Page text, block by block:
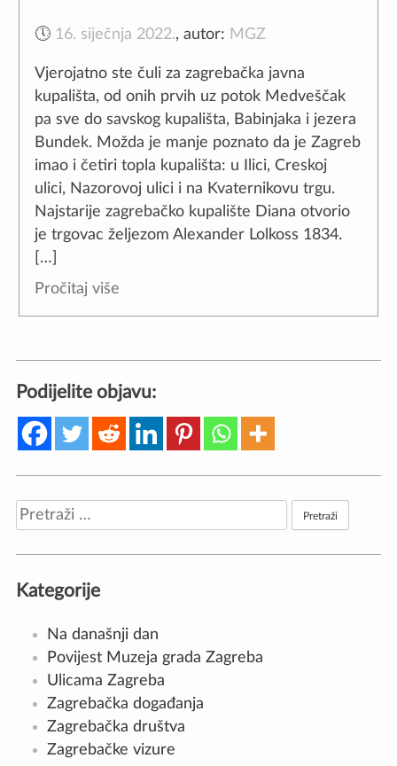
🕔 16. siječnja 2022.,autor: MGZ
Vjerojatno ste čuli za zagrebačka javna
kupališta, od onih prvih uz potok Medveščak
pa sve do savskog kupališta, Babinjaka i jezera
Bundek. Možda je manje poznato da je Zagreb
imao i četiri topla kupališta: u Ilici, Creskoj
ulici, Nazorovoj ulici i na Kvaternikovu trgu.
Najstarije zagrebačko kupalište Diana otvorio
je trgovac željezom Alexander Lolkoss 1834.
[…]
Pročitaj više
Podijelite objavu:
Pretraži:
Kategorije
Na današnji dan
Povijest Muzeja grada Zagreba
Ulicama Zagreba
Zagrebačka događanja
Zagrebačka društva
Zagrebačke vizure